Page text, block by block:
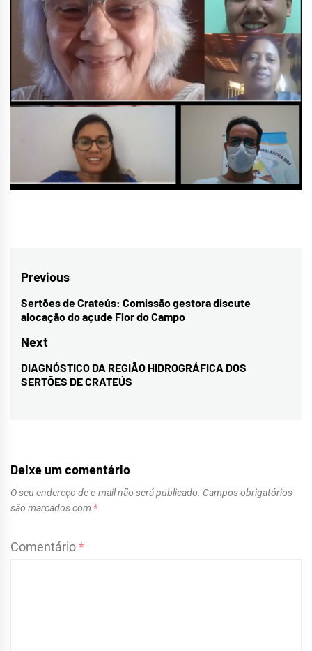
Navegação
de
Post
Previous
Previous
post:
Sertões de Crateús: Comissão gestora discute
alocação do açude Flor do Campo
Next
Next
post:
DIAGNÓSTICO DA REGIÃO HIDROGRÁFICA DOS
SERTÕES DE CRATEÚS
Deixe um comentário
O seu endereço de e-mail não será publicado. Campos obrigatórios
são marcados com *
Comentário*